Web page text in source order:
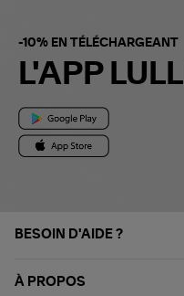
-10% EN TÉLÉCHARGEANT
L'APP LULLI
BESOIN D'AIDE ?
À PROPOS